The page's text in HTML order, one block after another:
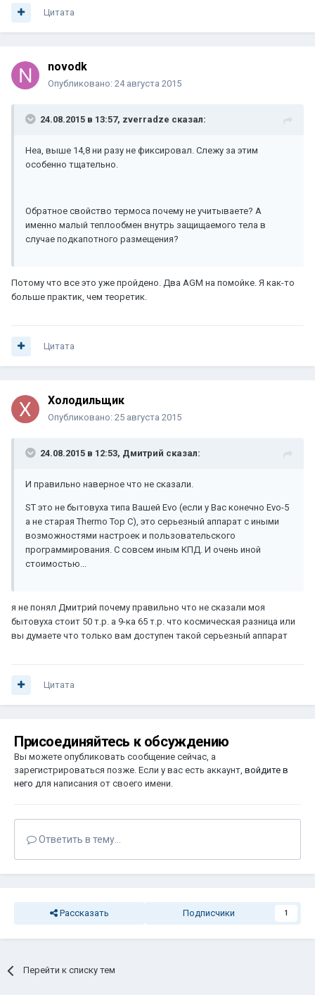
Цитата
novodk
Опубликовано: 24 августа 2015
24.08.2015 в 13:57, zverradze сказал:
Неа, выше 14,8 ни разу не фиксировал. Слежу за этим
особенно тщательно.
Обратное свойство термоса почему не учитываете? А
именно малый теплообмен внутрь защищаемого тела в
случае подкапотного размещения?
Потому что все это уже пройдено. Два AGM на помойке. Я как-то
больше практик, чем теоретик.
Цитата
Холодильщик
Опубликовано: 25 августа 2015
24.08.2015 в 12:53, Дмитрий сказал:
И правильно наверное что не сказали.
ST это не бытовуха типа Вашей Evo (если у Вас конечно Evo-5
а не старая Thermo Top C), это серьезный аппарат с иными
возможностями настроек и пользовательского
программирования. С совсем иным КПД. И очень иной
стоимостью...
я не понял Дмитрий почему правильно что не сказали моя
бытовуха стоит 50 т.р. а 9-ка 65 т.р. что космическая разница или
вы думаете что только вам доступен такой серьезный аппарат
Цитата
Присоединяйтесь к обсуждению
Вы можете опубликовать сообщение сейчас, а
зарегистрироваться позже. Если у вас есть аккаунт, войдите в
него для написания от своего имени.
Ответить в тему...
Рассказать Подписчики 1
Перейти к списку тем